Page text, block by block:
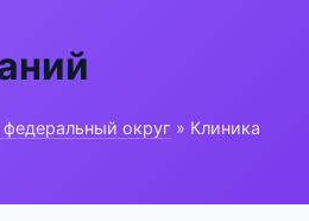
округ » Клиника